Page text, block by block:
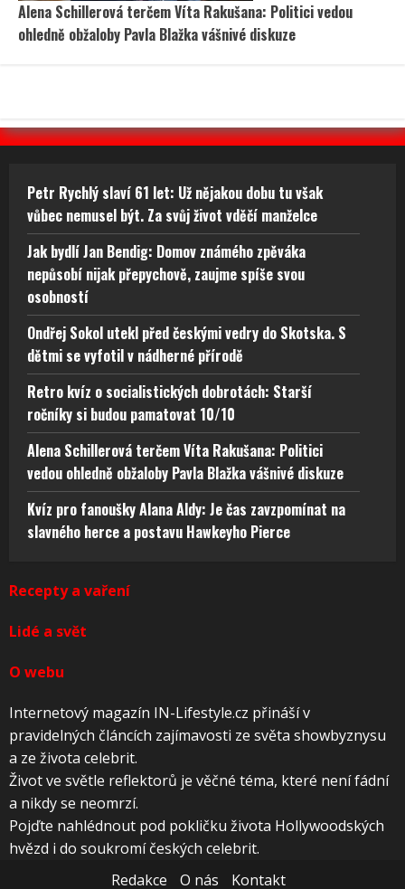
Alena Schillerová terčem Víta Rakušana: Politici vedou
ohledně obžaloby Pavla Blažka vášnivé diskuze
Petr Rychlý slaví 61 let: Už nějakou dobu tu však
vůbec nemusel být. Za svůj život vděčí manželce
Jak bydlí Jan Bendig: Domov známého zpěváka
nepůsobí nijak přepychově, zaujme spíše svou
osobností
Ondřej Sokol utekl před českými vedry do Skotska. S
dětmi se vyfotil v nádherné přírodě
Retro kvíz o socialistických dobrotách: Starší
ročníky si budou pamatovat 10/10
Alena Schillerová terčem Víta Rakušana: Politici
vedou ohledně obžaloby Pavla Blažka vášnivé diskuze
Kvíz pro fanoušky Alana Aldy: Je čas zavzpomínat na
slavného herce a postavu Hawkeyho Pierce
Recepty a vaření
Lidé a svět
O webu
Internetový magazín IN-Lifestyle.cz přináší v
pravidelných článcích zajímavosti ze světa showbyznysu
a ze života celebrit.
Život ve světle reflektorů je věčné téma, které není fádní
a nikdy se neomrzí.
Pojďte nahlédnout pod pokličku života Hollywoodských
hvězd i do soukromí českých celebrit.
Redakce
O nás Kontakt